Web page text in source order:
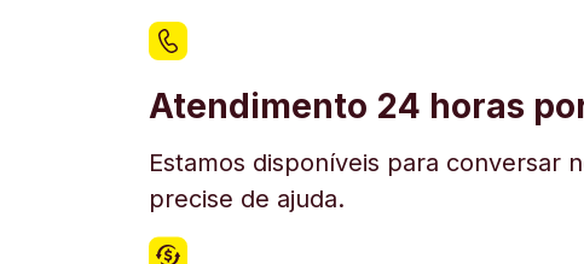
Atendimento 24 horas
Estamos disponíveis para conversar
precise de ajuda.